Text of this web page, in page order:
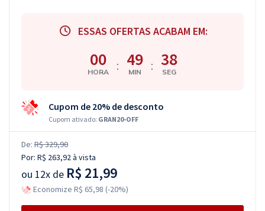
ESSAS OFERTAS ACABAM EM:
00
HORA : 49
MIN : 37
SEG
Cupom de 20% de desconto
Cupom ativado: GRAN20-OFF
De: R$ 329,90
Por: R$ 263,92à vista
ou 12x de R$ 21,99
Economize R$ 65,98 (-20%)